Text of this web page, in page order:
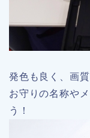
発色も良く、画
お守りの名称や
う！